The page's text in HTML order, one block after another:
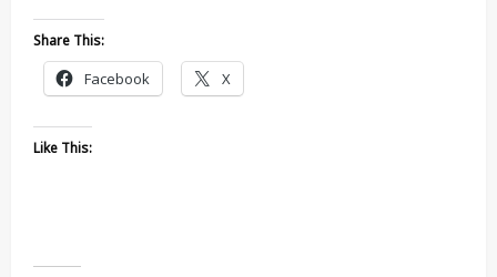
Share This:
Facebook X
Like This: